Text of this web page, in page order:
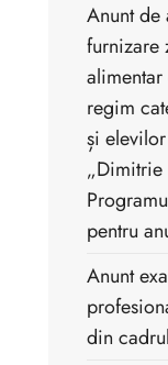
Anunt
furnizare
regim
și
„Dimitrie
pentru
Anunt
din